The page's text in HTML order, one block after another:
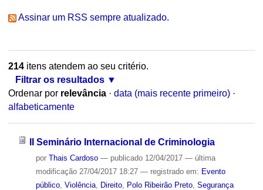
Assinar um RSS sempre atualizado.
214itens atendem ao seu critério.
Filtrar os resultados
Ordenar por relevância · data (mais recente primeiro) ·
alfabeticamente
II Seminário Internacional de Criminologia
por Thais Cardoso — publicado12/04/2017 — última
modificação27/04/2017 18:27 — registrado em: Evento
público, Violência, Direito, Polo Ribeirão Preto, Segurança